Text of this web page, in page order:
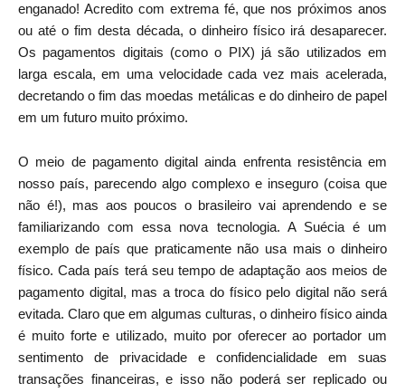
enganado! Acredito com extrema fé, que nos próximos anos
ou até o fim desta década, o dinheiro físico irá desaparecer.
Os pagamentos digitais (como o PIX) já são utilizados em
larga escala, em uma velocidade cada vez mais acelerada,
decretando o fim das moedas metálicas e do dinheiro de papel
em um futuro muito próximo.
O meio de pagamento digital ainda enfrenta resistência em
nosso país, parecendo algo complexo e inseguro (coisa que
não é!), mas aos poucos o brasileiro vai aprendendo e se
familiarizando com essa nova tecnologia. A Suécia é um
exemplo de país que praticamente não usa mais o dinheiro
físico. Cada país terá seu tempo de adaptação aos meios de
pagamento digital, mas a troca do físico pelo digital não será
evitada. Claro que em algumas culturas, o dinheiro físico ainda
é muito forte e utilizado, muito por oferecer ao portador um
sentimento de privacidade e confidencialidade em suas
transações financeiras, e isso não poderá ser replicado ou